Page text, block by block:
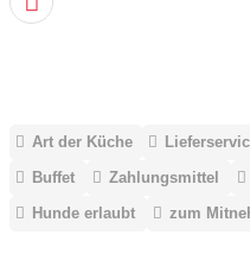
Art der Küche
Buffet
Zahlungsmittel
Hunde erlaubt
zum